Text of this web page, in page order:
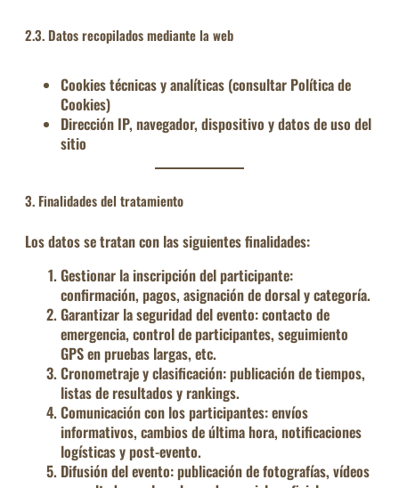
2.3. Datos recopilados mediante la web
Cookies técnicas y analíticas (consultar Política de
Cookies)
Dirección IP, navegador, dispositivo y datos de uso del
sitio
3. Finalidades del tratamiento
Los datos se tratan con las siguientes finalidades:
Gestionar la inscripción del participante:
confirmación, pagos, asignación de dorsal y categoría.
Garantizar la seguridad del evento: contacto de
emergencia, control de participantes, seguimiento
GPS en pruebas largas, etc.
Cronometraje y clasificación: publicación de tiempos,
listas de resultados y rankings.
Comunicación con los participantes: envíos
informativos, cambios de última hora, notificaciones
logísticas y post-evento.
Difusión del evento: publicación de fotografías, vídeos